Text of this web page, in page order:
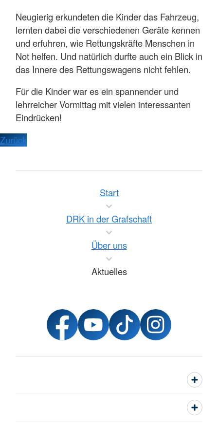
Neugierig erkundeten die Kinder das Fahrzeug,
lernten dabei die verschiedenen Geräte kennen
und erfuhren, wie Rettungskräfte Menschen in
Not helfen. Und natürlich durfte auch ein Blick in
das Innere des Rettungswagens nicht fehlen.
Für die Kinder war es ein spannender und
lehrreicher Vormittag mit vielen interessanten
Eindrücken!
Zurück
Start
DRK in der Grafschaft
Über uns
Aktuelles